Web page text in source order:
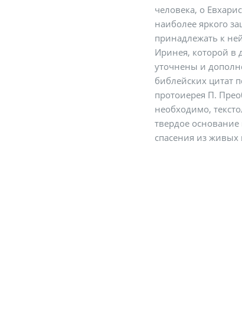
человека, о
наиболее яркого
принадлежать к
Иринея, которой в
уточнены и
библейских цитат
протоиерея П.
необходимо,
твердое
спасения из живых